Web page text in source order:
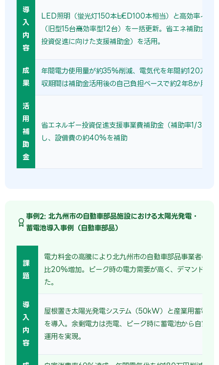
導
入
内
容
LED照明（蛍光灯150本→LED100本相当）と高効率イン
（旧型15台→高効率型12台）を一括更新。省エネ補助金（
投資促進に向けた支援補助金）を活用。
成
果
年間電力使用量が約35%削減、電気代を年間約120万円
収期間は補助金活用後の自己負担ベースで約2年8か月。
活
用
補
助
金
省エネルギー投資促進支援事業費補助金（補助率1/3〜1/
し、設備費の約40%を補助
事例2: 北九州市の自動車部品施設における太陽光発電・
蓄電池導入事例（自動車部品）
課
題
電力料金の高騰により北九州市の自動車部品事業者の電
比20%増加。ピーク時の電力需要が高く、デマンド料
た。
導
入
内
容
屋根置き太陽光発電システム（50kW）と産業用蓄電
を導入。余剰電力は売電、ピーク時に蓄電池から自家消
運用を実現。